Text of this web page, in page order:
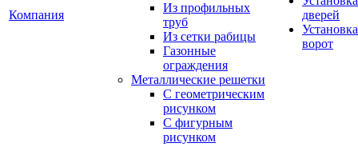
Компания
Из профильных
труб
Из сетки рабицы
Газонные
ограждения
Металлические решетки
С геометрическим
рисунком
С фигурным
рисунком
дверей
Установка
ворот